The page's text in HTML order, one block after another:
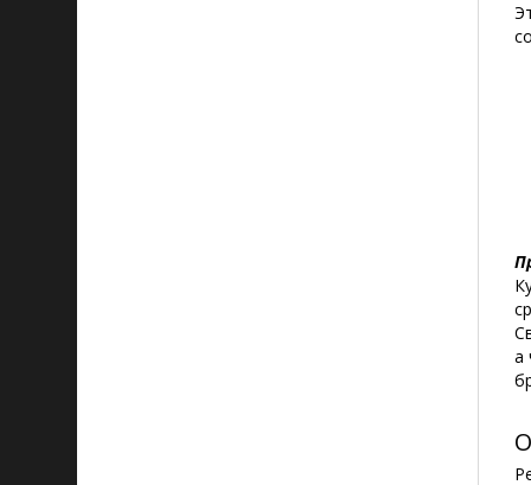
а